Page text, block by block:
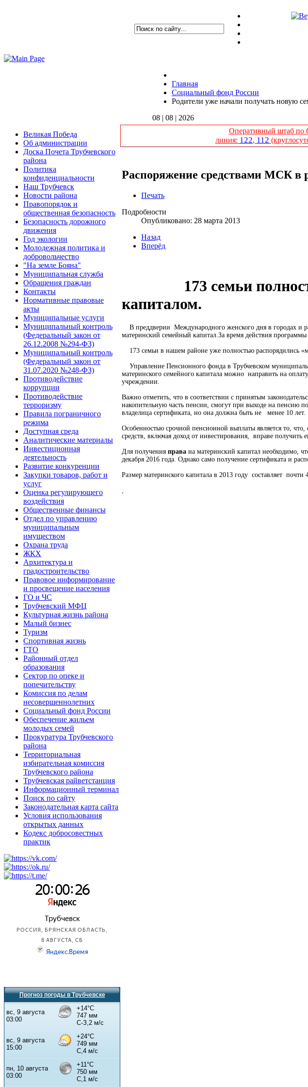
Главная
Социальный фонд России
Родители уже начали получать новую
08 | 08 | 2026
Великая Победа
Об администрации
Доска Почета Трубчевского
района
Политика
конфиденциальности
Наш Трубчевск
Новости района
Правопорядок и
общественная безопасность
Безопасность дорожного
движения
Год экологии
Молодежная политика и
добровольчество
"На земле Бояна"
Муниципальная служба
Обращения граждан
Контакты
Нормативные правовые
акты
Муниципальные услуги
Муниципальный контроль
(Федеральный закон от
26.12.2008 №294-ФЗ)
Муниципальный контроль
(Федеральный закон от
31.07.2020 №248-ФЗ)
Противодействие
коррупции
Противодействие
терроризму
Правила пограничного
режима
Доступная среда
Аналитические материалы
Инвестиционная
деятельность
Развитие конкуренции
Закупки товаров, работ и
услуг
Оценка регулирующего
воздействия
Общественные финансы
Отдел по управлению
муниципальным
имуществом
Охрана труда
ЖКХ
Архитектура и
градостроительство
Правовое информирование
и просвещение населения
ГО и ЧС
Трубчевский МФЦ
Культурная жизнь района
Малый бизнес
Туризм
Спортивная жизнь
ГТО
Районный отдел
образования
Сектор по опеке и
попечительству
Комиссия по делам
несовершеннолетних
Социальный фонд России
Обеспечение жильем
молодых семей
Прокуратура Трубчевского
района
Территориальная
избирательная комиссия
Трубчевского района
Трубчевская райветстанция
Информационный терминал
Поиск по сайту
Законодательная карта сайта
Условия использования
открытых данных
Кодекс добросовестных
практик
Прогноз погоды в Трубчевске
Оперативный штаб по
линия: 122, 112
Распоряжение средствами МСК в
Печать
Подробности
Опубликовано: 28 марта 2013
Назад
Вперёд
173 семьи
капиталом.
В преддверии Международного женского дня в городах и
материнский семейный капитал.За время действия
173 семьи в нашем районе уже полностью распорядились
Управление Пенсионного фонда в Трубчевском
материнского семейного капитала можно направить на
учреждении.
Важно отметить, что в соответствии с принятым
накопительную часть пенсии, смогут при выходе на пенсию
владелица сертификата, но она должна быть не менее 10 лет.
Особенностью срочной пенсионной выплаты является то,
средств, включая доход от инвестирования, вправе получить
Для получения права на материнский капитал необходимо,
декабря 2016 года. Однако само получение сертификата и
Размер материнского капитала в 2013 году составляет почти
.